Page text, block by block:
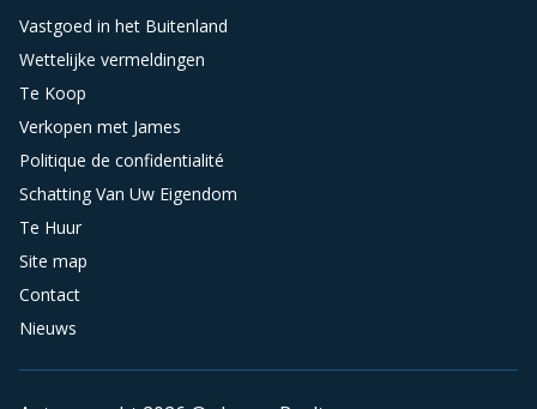
Vastgoed in het Buitenland
Wettelijke vermeldingen
Te Koop
Verkopen met James
Politique de confidentialité
Schatting Van Uw Eigendom
Te Huur
Site map
Contact
Nieuws